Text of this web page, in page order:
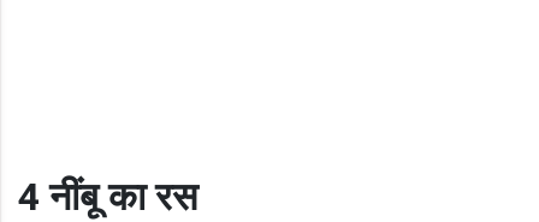
4 नींबू का रस